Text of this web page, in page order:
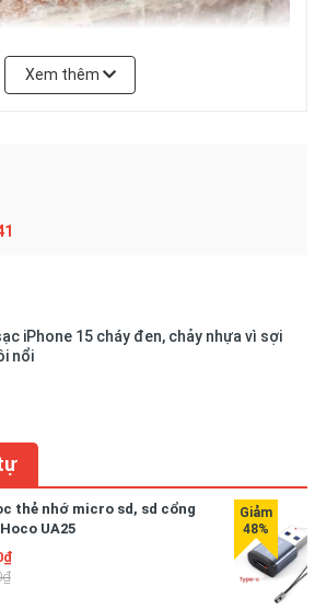
dáng nhỏ gọn rất tiện lợi để bạn
của các vật dụng khác, mang lại sự
sử dụng. Có nhiều màu sắc trẻ
Xem thêm
iPhone 15 cháy đen, chảy nhựa vì sợi
nổi
thẻ nhớ micro sd, sd cổng
UA25